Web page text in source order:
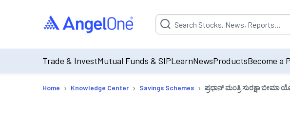
Suggestion will be populated by default
Trade & InvestMutual Funds & SIPLearnNewsProductsBecome a
Home › Knowledge Center › Savings Schemes › ಪ್ರಧಾನ್ ಮಂತ್ರಿ ಸುರಕ್ಷಾ ಬೀಮಾ